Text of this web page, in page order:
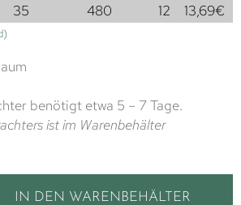
35 480 12 13,69€
benötigt etwa 5 – 7 Tage.
ist im Warenbehälter
IN DEN WARENBEHÄLTER